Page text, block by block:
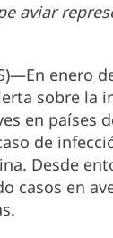
aviar
enero
sobre la
en países
de
Desde
casos en